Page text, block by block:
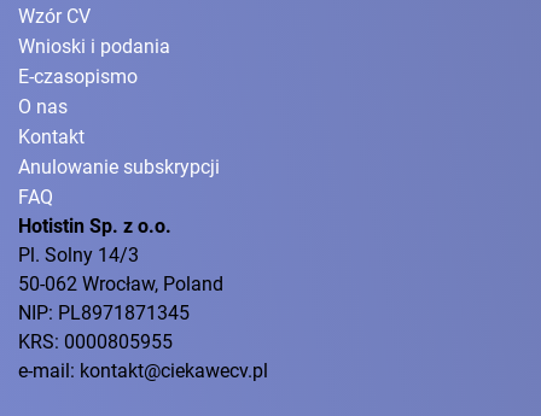
Wzór CV
Wnioski i podania
E-czasopismo
O nas
Kontakt
Anulowanie subskrypcji
FAQ
Hotistin Sp. z o.o.
Pl. Solny 14/3
50-062 Wrocław, Poland
NIP: PL8971871345
KRS: 0000805955
e-mail: kontakt@ciekawecv.pl